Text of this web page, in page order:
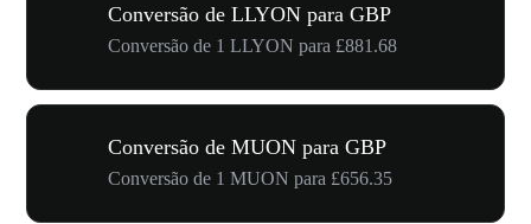
Conversão de LLYON para GBP
Conversão de 1 LLYON para £881.68
Conversão de MUON para GBP
Conversão de 1 MUON para £656.35